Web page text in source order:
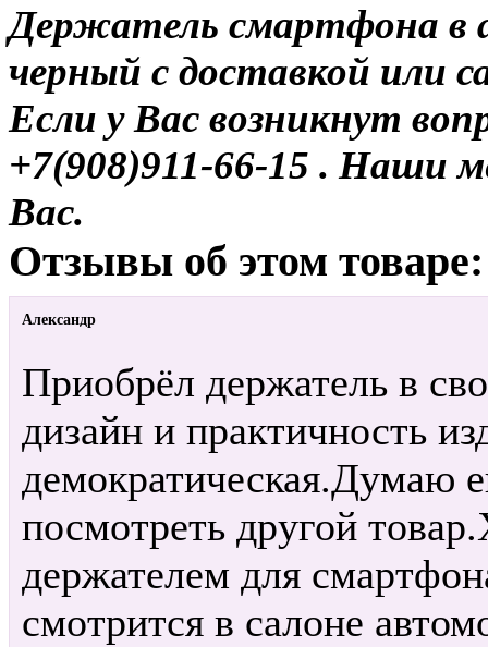
Держатель смартфона в
черный с доставкой или
Если у Вас возникнут
+7(908)911-66-15 . Наши
Вас.
Отзывы об этом товаре:
Александр
Приобрёл держатель в
дизайн и практичность
демократическая.Думаю
посмотреть другой
держателем для
смотрится в салоне